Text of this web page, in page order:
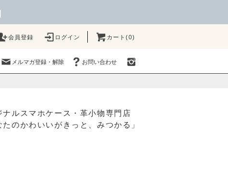
会員登録 ログイン カート(0)
メルマガ登録・解除 お問い合わせ
ナルスマホケース・革小物専門店
たのかわいいがきっと、みつかる」